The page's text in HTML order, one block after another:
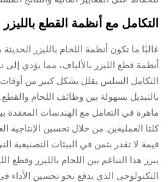
التكامل مع أنظمة القطع بالليزر
غالبًا ما تكون أنظمة اللحام بالليزر
أنظمة قطع الليزر بالألياف، مما يؤدي
التكامل السلس يقلل بشكل كبير من
بالتبديل بسهولة بين وظائف اللحام
ماهرة في التعامل مع الهندسات المعقدة
كلتا العمليةين. من خلال تحسين الإنتاجية
قيمة لا تقدر بثمن في البيئات التصنيعية
يبرز هذا التناغم بين اللحام بالليزر وقطع
التكنولوجي الذي يدفع نحو تحسين الأداء